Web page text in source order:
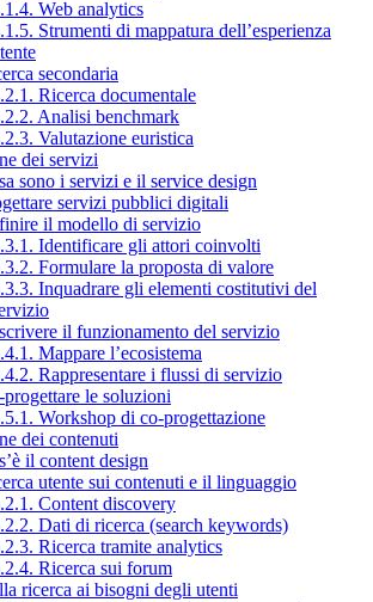
Web analytics
Strumenti di mappatura dell’esperienza
secondaria
Ricerca documentale
Analisi benchmark
Valutazione euristica
dei servizi
sono i servizi e il service design
servizi pubblici digitali
il modello di servizio
Identificare gli attori coinvolti
Formulare la proposta di valore
Inquadrare gli elementi costitutivi del
il funzionamento del servizio
Mappare l’ecosistema
Rappresentare i flussi di servizio
le soluzioni
Workshop di co-progettazione
dei contenuti
il content design
utente sui contenuti e il linguaggio
Content discovery
Dati di ricerca (search keywords)
Ricerca tramite analytics
Ricerca sui forum
ricerca ai bisogni degli utenti